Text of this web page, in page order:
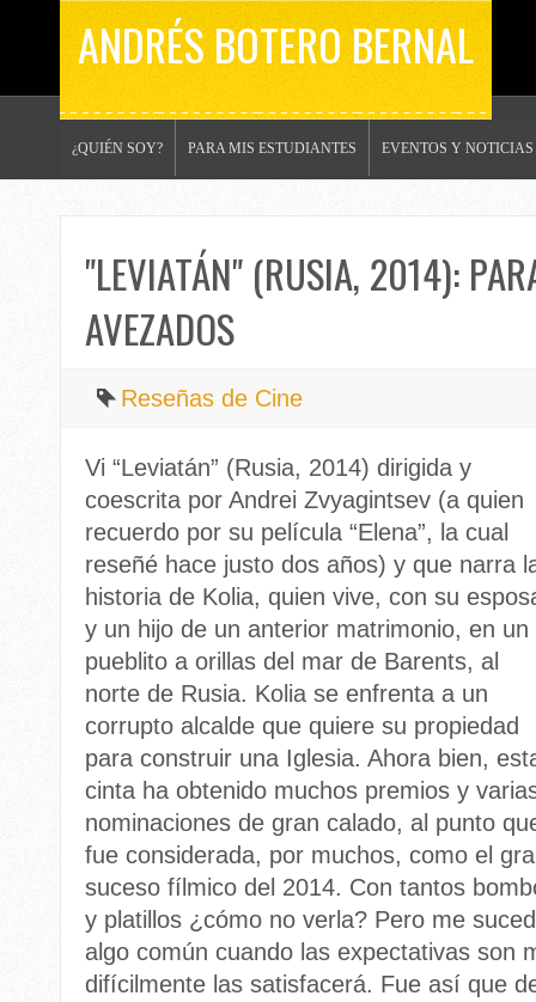
ANDRÉS BOTERO BERNAL
¿QUIÉN SOY? PARA MIS ESTUDIANTES EVENTOS Y NOTICIAS
"LEVIATÁN" (RUSIA, 2014):
AVEZADOS
Reseñas de Cine
Vi “Leviatán” (Rusia, 2014) dirigida y
coescrita por Andrei Zvyagintsev (a quien
recuerdo por su película “Elena”, la cual
reseñé hace justo dos años) y que narra
historia de Kolia, quien vive, con su
y un hijo de un anterior matrimonio, en un
pueblito a orillas del mar de Barents, al
norte de Rusia. Kolia se enfrenta a un
corrupto alcalde que quiere su propiedad
para construir una Iglesia. Ahora bien,
cinta ha obtenido muchos premios y
nominaciones de gran calado, al punto
fue considerada, por muchos, como el
suceso fílmico del 2014. Con tantos
y platillos ¿cómo no verla? Pero me
algo común cuando las expectativas son
difícilmente las satisfacerá. Fue así que